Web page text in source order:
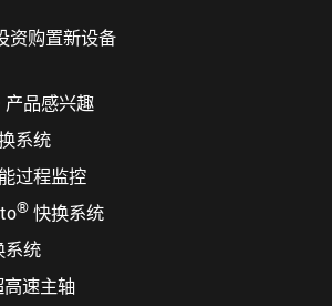
资购置新设备
产品感兴趣
系统
过程监控
® 快换系统
系统
高速主轴